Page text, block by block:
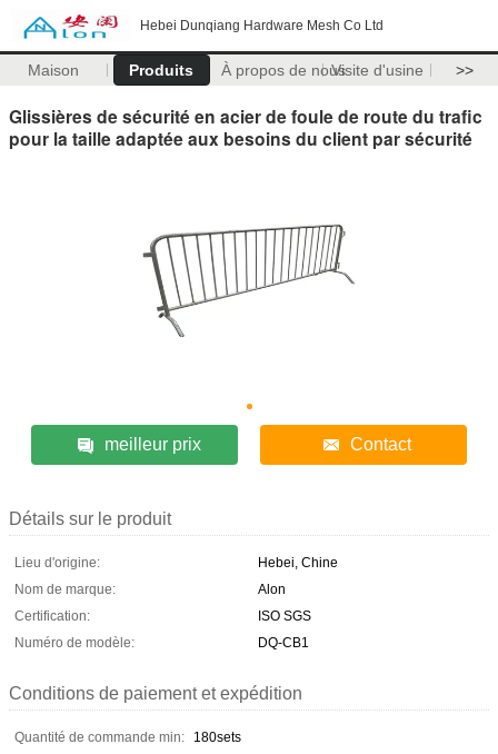
Hebei Dunqiang Hardware Mesh Co Ltd
Maison Produits À propos de nousVisite d'usine >>
Glissières de sécurité en acier de foule de route du trafic
pour la taille adaptée aux besoins du client par sécurité
meilleur prix Contact
Détails sur le produit
Lieu d'origine:
Hebei, Chine
Nom de marque:
Alon
Certification:
ISO SGS
Numéro de modèle:
DQ-CB1
Conditions de paiement et expédition
Quantité de commande min:
180sets